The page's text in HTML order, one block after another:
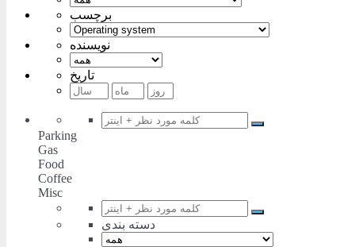
برچسب
نویسنده
تاریخ
Parking
Gas
Food
Coffee
Misc
دسته بندی